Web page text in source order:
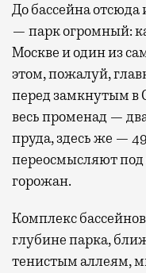
До бассейна
— парк огромный:
Москве и один из
этом, пожалуй,
перед замкнутым в
весь променад —
пруда, здесь же —
переосмысляют
горожан.
Комплекс
глубине парка,
тенистым аллеям,